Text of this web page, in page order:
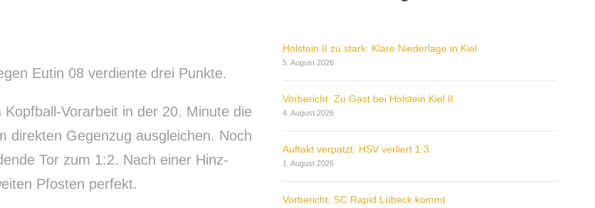
Eutin 08 verdiente drei Punkte.
Vorarbeit in der 20. Minute die
direkten Gegenzug ausgleichen. Noch
Tor zum 1:2. Nach einer Hinz-
Pfosten perfekt.
Holstein II zu stark: Klare Niederlage in Kiel
5. August 2026
Vorbericht: Zu Gast bei Holstein Kiel II
4. August 2026
Auftakt verpatzt: HSV verliert 1:3
1. August 2026
Vorbericht: SC Rapid Lübeck kommt